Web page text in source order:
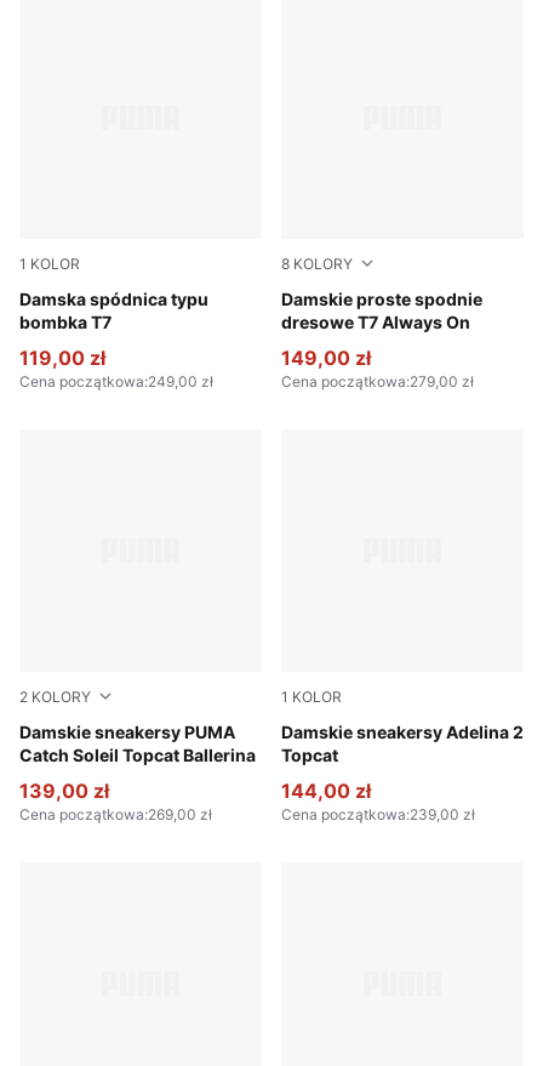
1 KOLOR
Damska spódnica typu
bombka T7
Puma Black
119,00 zł
Cena początkowa:249,00 zł
8 KOLORY
Damskie proste spodnie
dresowe T7 Always On
Chocolate Brown
149,00 zł
Cena początkowa:279,00 zł
2 KOLORY
Damskie sneakersy PUMA
Catch Soleil Topcat Ballerina
PUMA Black-Toasted Almond-PUMA Gold
139,00 zł
Cena początkowa:269,00 zł
1 KOLOR
Damskie sneakersy Adelina 2
Topcat
Toasted Almond-PUMA
144,00 zł
Cena początkowa:239,00 zł